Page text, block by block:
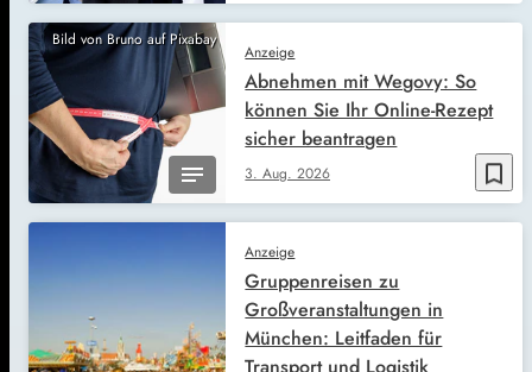
Bild von Bruno auf Pixabay
bookmark_border
Anzeige
3. Aug. 2026
Abnehmen mit Wegovy: So
können Sie Ihr Online-Rezept
sicher beantragen
Anzeige
Gruppenreisen zu
Großveranstaltungen in
München: Leitfaden für
Transport und Logistik